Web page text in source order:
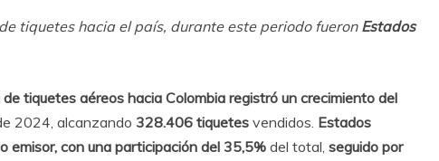
tiquetes hacia el país, durante este periodo fueronEstados
tiquetes aéreos hacia Colombia registró un crecimiento del
2024, alcanzando 328.406 tiquetes vendidos. Estados
emisor, con una participación del 35,5% del total, seguido por